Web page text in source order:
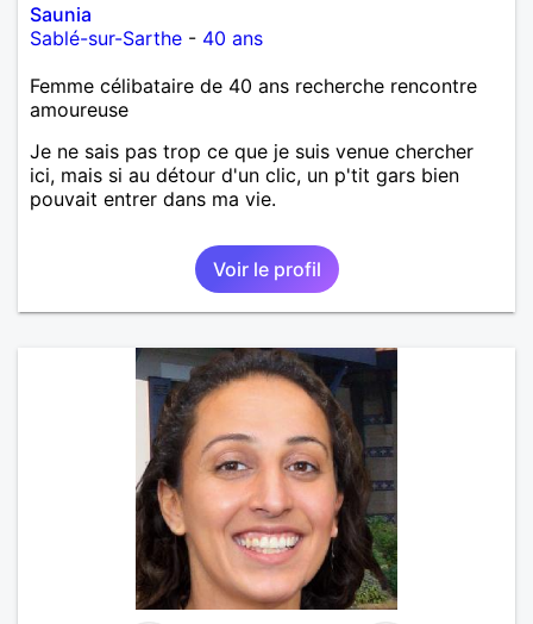
Saunia
Sablé-sur-Sarthe - 40 ans
Femme célibataire de 40 ans recherche rencontre
amoureuse
Je ne sais pas trop ce que je suis venue chercher
ici, mais si au détour d'un clic, un p'tit gars bien
pouvait entrer dans ma vie.
Voir le profil